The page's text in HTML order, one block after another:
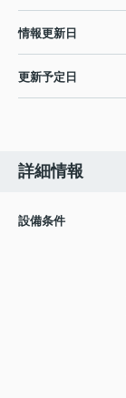
情報更新日
更新予定日
詳細情報
設備条件